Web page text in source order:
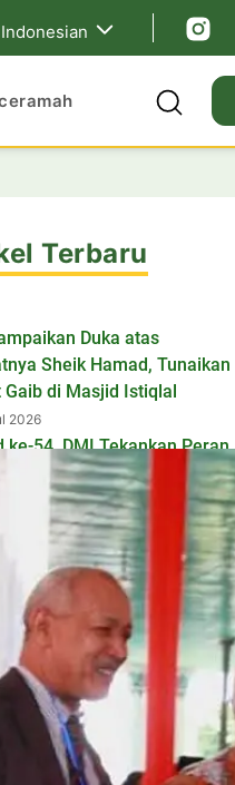
Indonesian
Terbaru
Duka atas
Sheik Hamad, Tunaikan
Gaib di Masjid Istiqlal
2026
ke-54, DMI Tekankan Peran
sebagai Pusat Ibadah dan
Masyarakat
Kalla Tekankan Tiga Kunci
Masjid
2026
Kalla Letakkan Batu
Pembangunan Masjid
Yuliana di Melbourne, Jadi
Pemberdayaan Umat
ke-54 DMI: Memakmurkan